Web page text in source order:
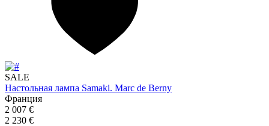
SALE
Настольная лампа Samaki. Marc de Berny
Франция
2 007 €
2 230 €